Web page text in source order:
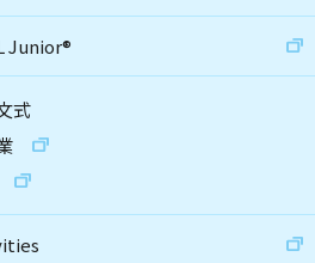
Junior®
式